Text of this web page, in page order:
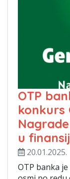
OTP
konkurs
u
20.01.2025.
OTP banka